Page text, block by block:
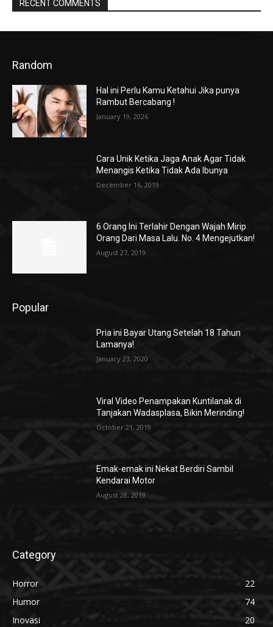
RECENT COMMENTS
Random
Hal ini Perlu Kamu Ketahui Jika punya
Rambut Bercabang !
January 19, 2026
Cara Unik Ketika Jaga Anak Agar Tidak
Menangis Ketika Tidak Ada Ibunya
December 16, 2019
6 Orang Ini Terlahir Dengan Wajah Mirip
Orang Dari Masa Lalu. No. 4 Mengejutkan!
August 27, 2019
Popular
Pria ini Bayar Utang Setelah 18 Tahun
Lamanya!
January 23, 2020
Viral Video Penampakan Kuntilanak di
Tanjakan Wadasplasa, Bikin Merinding!
October 21, 2019
Emak-emak ini Nekat Berdiri Sambil
Kendarai Motor
August 28, 2019
Category
Horror
22
Humor
74
Inovasi
20